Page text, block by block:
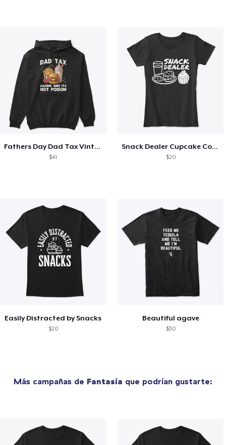
Fathers Day Dad Tax Vintage Papa T-Shirt
$41
Snack Dealer Cupcake Cookie and Milk
$20
Easily Distracted by Snacks
$20
Beautiful agave
$30
Más campañas de Fantasía que podrían gustarte: